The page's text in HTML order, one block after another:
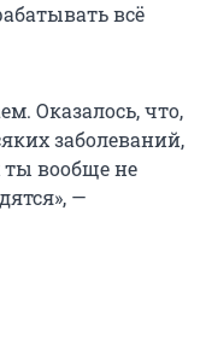
всё
Оказалось, что,
заболеваний,
ты вообще не
—